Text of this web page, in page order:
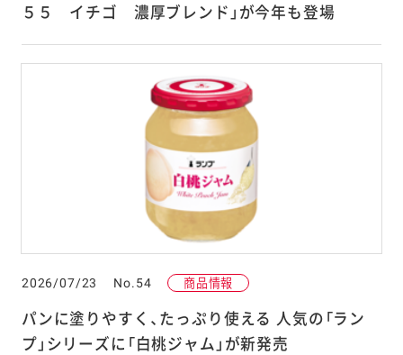
５５ イチゴ 濃厚ブレンド」が今年も登場
2026/07/23 No.54 商品情報
パンに塗りやすく、たっぷり使える 人気の「ラン
プ」シリーズに「白桃ジャム」が新発売